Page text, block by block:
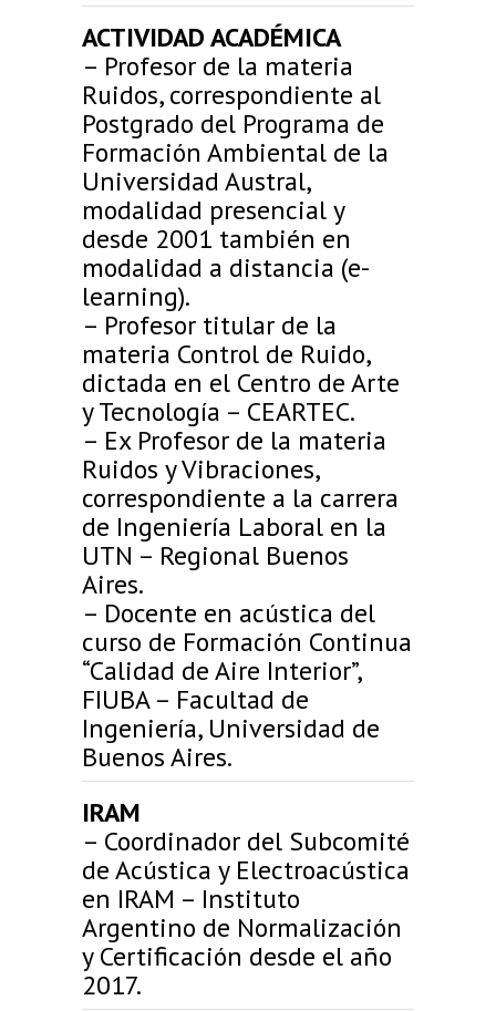
ACTIVIDAD ACADÉMICA
– Profesor de la materia
Ruidos, correspondiente al
Postgrado del Programa de
Formación Ambiental de la
Universidad Austral,
modalidad presencial y
desde 2001 también en
modalidad a distancia (e-
learning).
– Profesor titular de la
materia Control de Ruido,
dictada en el Centro de Arte
y Tecnología – CEARTEC.
– Ex Profesor de la materia
Ruidos y Vibraciones,
correspondiente a la carrera
de Ingeniería Laboral en la
UTN – Regional Buenos
Aires.
– Docente en acústica del
curso de Formación Continua
“Calidad de Aire Interior”,
FIUBA – Facultad de
Ingeniería, Universidad de
Buenos Aires.
IRAM
– Coordinador del Subcomité
de Acústica y Electroacústica
en IRAM – Instituto
Argentino de Normalización
y Certificación desde el año
2017.